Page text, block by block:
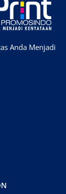
Anda Menjadi